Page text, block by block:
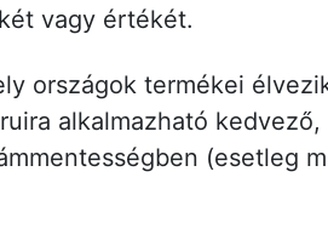
vagy értékét.
országok termékei
alkalmazható
(esetleg